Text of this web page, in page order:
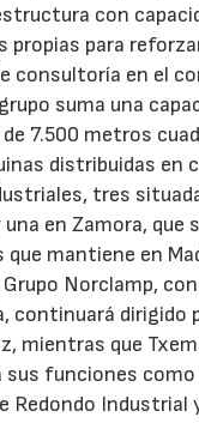
con
propias para
consultoría en el
suma una
7.500 metros
distribuidas en
tres
en Zamora, que
que mantiene en
Norclamp,
continuará dirigido
mientras que
sus funciones
Redondo Industrial